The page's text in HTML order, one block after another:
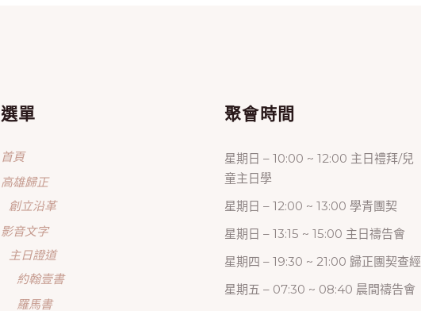
選單
首頁
高雄歸正
創立沿革
影音文字
主日證道
約翰壹書
羅馬書
聚會時間
星期日 – 10:00 ~ 12:00 主日禮拜/兒
童主日學
星期日 – 12:00 ~ 13:00 學青團契
星期日 – 13:15 ~ 15:00 主日禱告會
星期四 – 19:30 ~ 21:00 歸正團契查經
星期五 – 07:30 ~ 08:40 晨間禱告會